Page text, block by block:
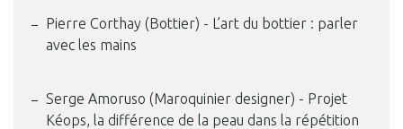
Pierre Corthay (Bottier) - L’art du bottier : parler
avec les mains
Serge Amoruso (Maroquinier designer) - Projet
Kéops, la différence de la peau dans la répétition